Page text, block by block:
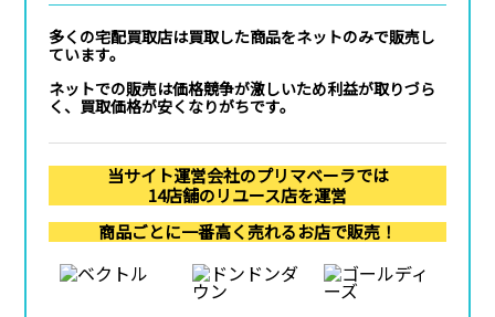
多くの宅配買取店は買取した商品をネットのみで販売し
ています。
ネットでの販売は価格競争が激しいため利益が取りづら
く、買取価格が安くなりがちです。
当サイト運営会社のプリマベーラでは
14店舗のリユース店を運営
商品ごとに一番高く売れるお店で販売！